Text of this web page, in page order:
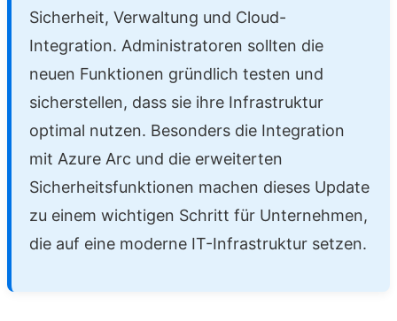
Sicherheit, Verwaltung und Cloud-
Integration. Administratoren sollten die
neuen Funktionen gründlich testen und
sicherstellen, dass sie ihre Infrastruktur
optimal nutzen. Besonders die Integration
mit Azure Arc und die erweiterten
Sicherheitsfunktionen machen dieses Update
zu einem wichtigen Schritt für Unternehmen,
die auf eine moderne IT-Infrastruktur setzen.